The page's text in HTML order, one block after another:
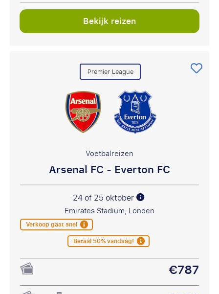
Bekijk reizen
Premier League
Voetbalreizen
Arsenal FC - Everton FC
24 of 25 oktober
Emirates Stadium, Londen
Verkoop gaat snel
Betaal 50% vandaag!
€787